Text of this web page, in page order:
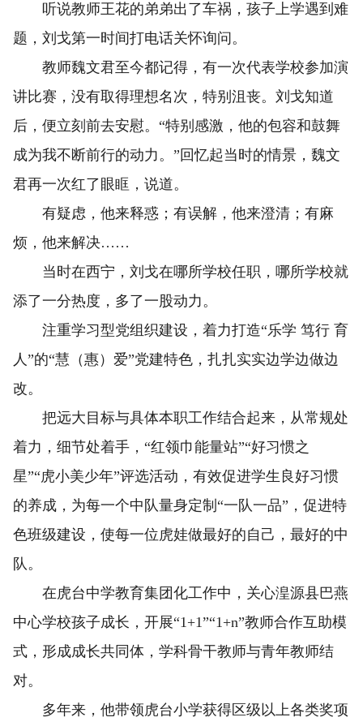
听说教师王花的弟弟出了车祸，孩子上学遇到难
题，刘戈第一时间打电话关怀询问。
教师魏文君至今都记得，有一次代表学校参加演
讲比赛，没有取得理想名次，特别沮丧。刘戈知道
后，便立刻前去安慰。“特别感激，他的包容和鼓舞
成为我不断前行的动力。”回忆起当时的情景，魏文
君再一次红了眼眶，说道。
有疑虑，他来释惑；有误解，他来澄清；有麻
烦，他来解决……
当时在西宁，刘戈在哪所学校任职，哪所学校就
添了一分热度，多了一股动力。
注重学习型党组织建设，着力打造“乐学 笃行 育
人”的“慧（惠）爱”党建特色，扎扎实实边学边做边
改。
把远大目标与具体本职工作结合起来，从常规处
着力，细节处着手，“红领巾能量站”“好习惯之
星”“虎小美少年”评选活动，有效促进学生良好习惯
的养成，为每一个中队量身定制“一队一品”，促进特
色班级建设，使每一位虎娃做最好的自己，最好的中
队。
在虎台中学教育集团化工作中，关心湟源县巴燕
中心学校孩子成长，开展“1+1”“1+n”教师合作互助模
式，形成成长共同体，学科骨干教师与青年教师结
对。
多年来，他带领虎台小学获得区级以上各类奖项